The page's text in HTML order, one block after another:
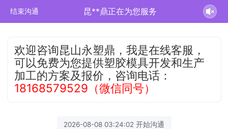
结束沟通 昆**鼎正在为您服务
欢迎咨询昆山永塑鼎，我是在线客服，
可以免费为您提供塑胶模具开发和生产
加工的方案及报价，咨询电话：
18168579529（微信同号）
2026-08-08 03:24:02 开始沟通